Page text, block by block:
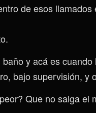
de esos
y acá es
bajo supervisión, y
Que no salga el